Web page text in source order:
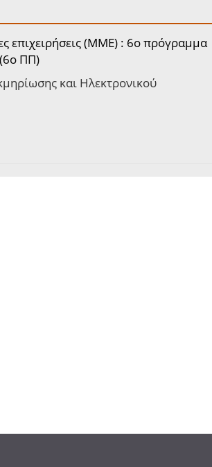
επιχειρήσεις (ΜΜΕ) : 6o πρόγραμμα
(6ο ΠΠ)
και Ηλεκτρονικού